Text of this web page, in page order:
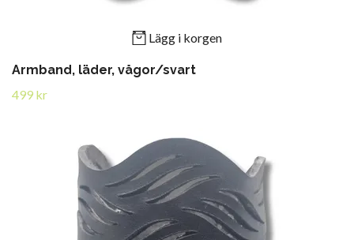
Lägg i korgen
Armband, läder, vågor/svart
499 kr